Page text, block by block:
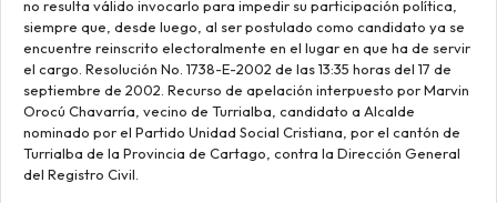
no resulta válido invocarlo para impedir su participación política,
siempre que, desde luego, al ser postulado como candidato ya se
encuentre reinscrito electoralmente en el lugar en que ha de servir
el cargo. Resolución No. 1738-E-2002 de las 13:35 horas del 17 de
septiembre de 2002. Recurso de apelación interpuesto por Marvin
Orocú Chavarría, vecino de Turrialba, candidato a Alcalde
nominado por el Partido Unidad Social Cristiana, por el cantón de
Turrialba de la Provincia de Cartago, contra la Dirección General
del Registro Civil.